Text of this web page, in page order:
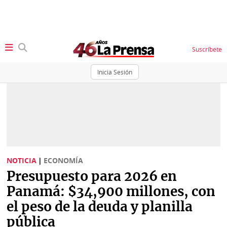
Inicia Sesión
Suscríbete
Sociedad
Judiciales
Política
Economía
K
Vivir+
NOTICIA | ECONOMÍA
Presupuesto para 2026 en
Panamá: $34,900 millones, con
el peso de la deuda y planilla
pública